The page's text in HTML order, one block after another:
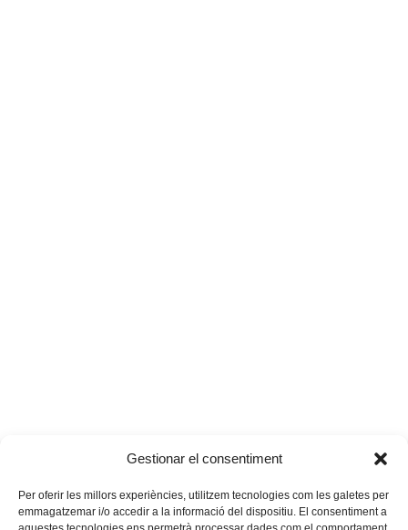
Gestionar el consentiment
Per oferir les millors experiències, utilitzem tecnologies com les galetes per
emmagatzemar i/o accedir a la informació del dispositiu. El consentiment a